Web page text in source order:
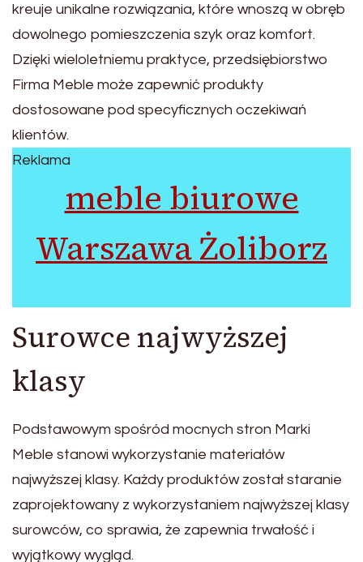
kreuje unikalne rozwiązania, które wnoszą w obręb
dowolnego pomieszczenia szyk oraz komfort.
Dzięki wieloletniemu praktyce, przedsiębiorstwo
Firma Meble może zapewnić produkty
dostosowane pod specyficznych oczekiwań
klientów.
Reklama
meble biurowe
Warszawa Żoliborz
Surowce najwyższej
klasy
Podstawowym spośród mocnych stron Marki
Meble stanowi wykorzystanie materiałów
najwyższej klasy. Każdy produktów został staranie
zaprojektowany z wykorzystaniem najwyższej klasy
surowców, co sprawia, że zapewnia trwałość i
wyjątkowy wygląd.